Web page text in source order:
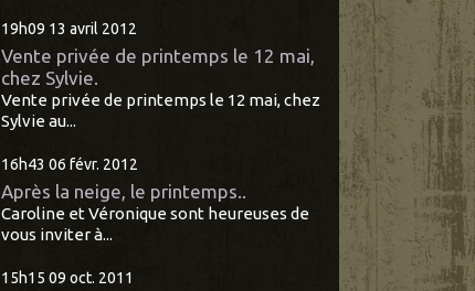
19h09 13 avril 2012
Vente privée de printemps le 12 mai,
chez Sylvie.
Vente privée de printemps le 12 mai, chez
Sylvie au...
16h43 06 févr. 2012
Après la neige, le printemps..
Caroline et Véronique sont heureuses de
vous inviter à...
15h15 09 oct. 2011